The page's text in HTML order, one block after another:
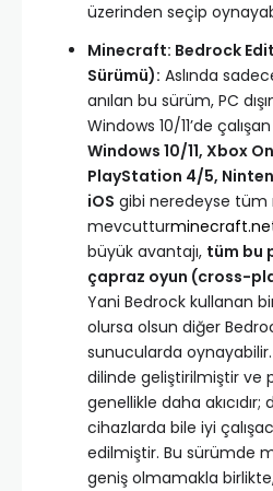
üzerinden seçip
Minecraft: Bedrock
Sürümü): Aslında
anılan bu sürüm, PC
Windows 10/11’de
Windows 10/11, Xbox
PlayStation 4/5,
iOS gibi neredeyse
mevcuttur
büyük avantajı, tüm bu
çapraz oyun (cross-
Yani Bedrock kullanan
olursa olsun diğer
sunucularda
dilinde geliştirilmiştir ve
genellikle daha akıcıdır;
cihazlarda bile iyi
edilmiştir. Bu sürümde
geniş olmamakla